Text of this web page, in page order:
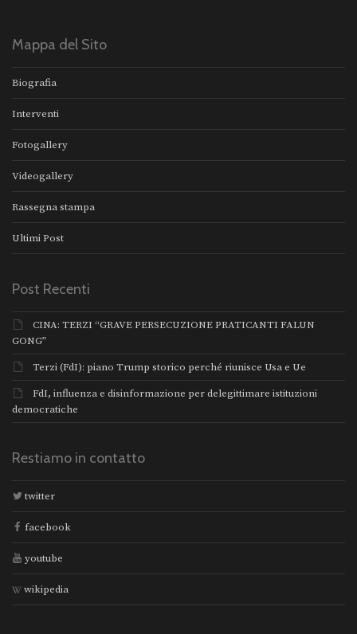
Mappa del Sito
Biografia
Interventi
Fotogallery
Videogallery
Rassegna stampa
Ultimi Post
Post Recenti
CINA: TERZI “GRAVE PERSECUZIONE PRATICANTI FALUN
GONG”
Terzi (FdI): piano Trump storico perché riunisce Usa e Ue
FdI, influenza e disinformazione per delegittimare istituzioni
democratiche
Restiamo in contatto
twitter
facebook
youtube
wikipedia